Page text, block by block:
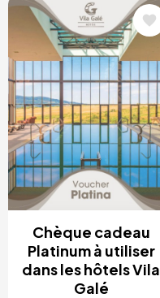
Image
Chèque cadeau
Platinum à utiliser
dans les hôtels Vila
Galé